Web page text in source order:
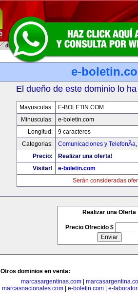
e-
El dueño de este dominio lo
Mayusculas:
E-BOLETIN.COM
Minusculas:
e-boletin.com
Longitud:
9 caracteres
Categorias:
Comunicaciones y TelefonÃ­a,
Precio:
Realizar una oferta!
Visitar!
e-boletin.com
Serán consideradas
Realizar una Oferta
Precio Ofrecido $
Otros dominios en venta:
marcasargentinas.com
marcasnacionales.com| e-boletin.com| e-